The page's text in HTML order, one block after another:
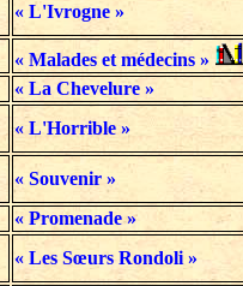
« L'Ivrogne »
« Malades et médecins »
« La Chevelure »
« L'Horrible »
« Souvenir »
« Promenade »
« Les Sœurs Rondoli »